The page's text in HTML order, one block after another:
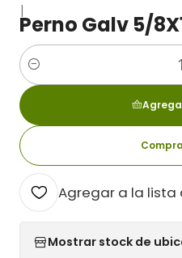
|
Perno Galv 5/
Cantidad
Agregar a la lista
Mostrar stock de